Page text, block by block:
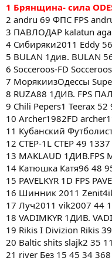
1 Брянщина- сила
2 andru 69 ФПС FPS
3 ПАВЛОДАР kalatun
4 Сибиряки2011 Eddy
5 BULAN 1див. BULAN
6 Socceroos-FD
7 МорякиизОдессы
8 RUZA88 1ДИВ. FPS
9 Chili Pepers1 Teerax 52
10 Archer1982FD
11 Кубанский
12 CTEP-1L CTEP 49 1337
13 MAKLAUD 1ДИВ.FPS
14 Катюшка Катя96 48
15 PAVELKYR 1D FPS
16 Шинник 2011
17 Луч2011 vik2007 44
18 VADIMKYR 1ДИВ.
19 Rikis I Divizion Rikis
20 Baltic shits slajk2 35
21 river Без 15 45 34 368